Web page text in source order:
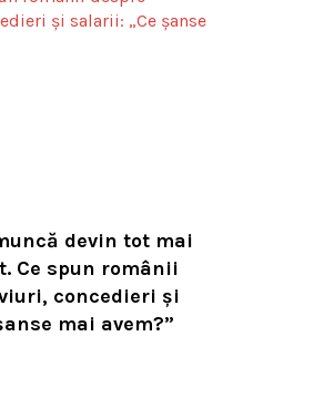
devin tot mai
Ce spun românii
concedieri și
mai avem?”